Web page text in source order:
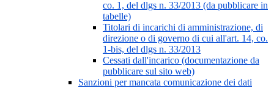
co. 1, del dlgs n. 33/2013 (da pubblicare in
tabelle)
Titolari di incarichi di amministrazione, di
direzione o di governo di cui all'art. 14, co.
1-bis, del dlgs n. 33/2013
Cessati dall'incarico (documentazione da
pubblicare sul sito web)
Sanzioni per mancata comunicazione dei dati